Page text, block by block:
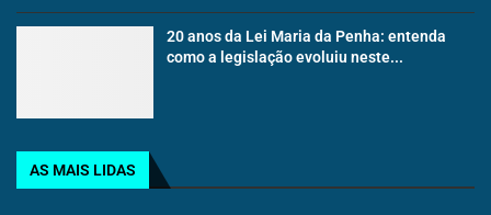
20 anos da Lei Maria da Penha: entenda
como a legislação evoluiu neste...
AS MAIS LIDAS